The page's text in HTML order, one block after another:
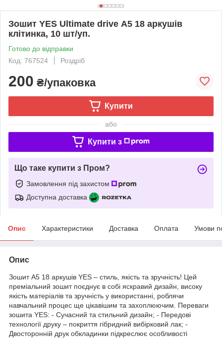
Зошит YES Ultimate drive А5 18 аркушів
клітинка, 10 шт/уп.
Готово до відправки
Код: 767524
Роздріб
200 ₴/упаковка
Купити
або
Купити з
Що таке купити з Пром?
Замовлення під захистом
Доступна доставка
Опис Характеристики Доставка Оплата Умови
Опис
Зошит А5 18 аркушів YES – стиль, якість та зручність! Цей
преміальний зошит поєднує в собі яскравий дизайн, високу
якість матеріалів та зручність у використанні, роблячи
навчальний процес ще цікавішим та захоплюючим. Переваги
зошита YES: - Сучасний та стильний дизайн; - Передові
технології друку – покриття гібридний вибірковий лак; -
Двосторонній друк обкладинки підкреслює особливості